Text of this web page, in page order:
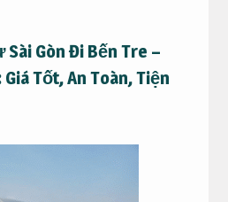
Gòn Đi Bến Tre –
Tốt, An Toàn, Tiện